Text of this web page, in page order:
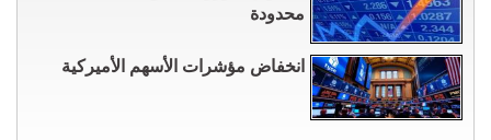
محدودة
انخفاض مؤشرات الأسهم الأميركية